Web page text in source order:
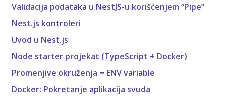
Validacija podataka u NestJS-u korišćenjem “Pipe”
Nest.js kontroleri
Uvod u Nest.js
Node starter projekat (TypeScript + Docker)
Promenjive okruženja = ENV variable
Docker: Pokretanje aplikacija svuda